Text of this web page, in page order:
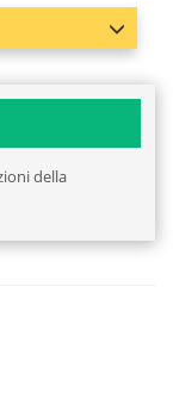
della